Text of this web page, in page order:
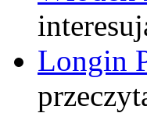
Longin